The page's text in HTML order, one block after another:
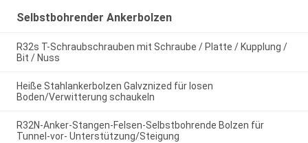
Selbstbohrender Ankerbolzen
R32s T-Schraubschrauben mit Schraube / Platte / Kupplung /
Bit / Nuss
Heiße Stahlankerbolzen Galvznized für losen
Boden/Verwitterung schaukeln
R32N-Anker-Stangen-Felsen-Selbstbohrende Bolzen für
Tunnel-vor- Unterstützung/Steigung